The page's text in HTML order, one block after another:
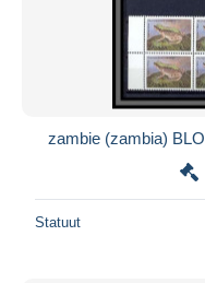
zambie (zambia)
Statuut